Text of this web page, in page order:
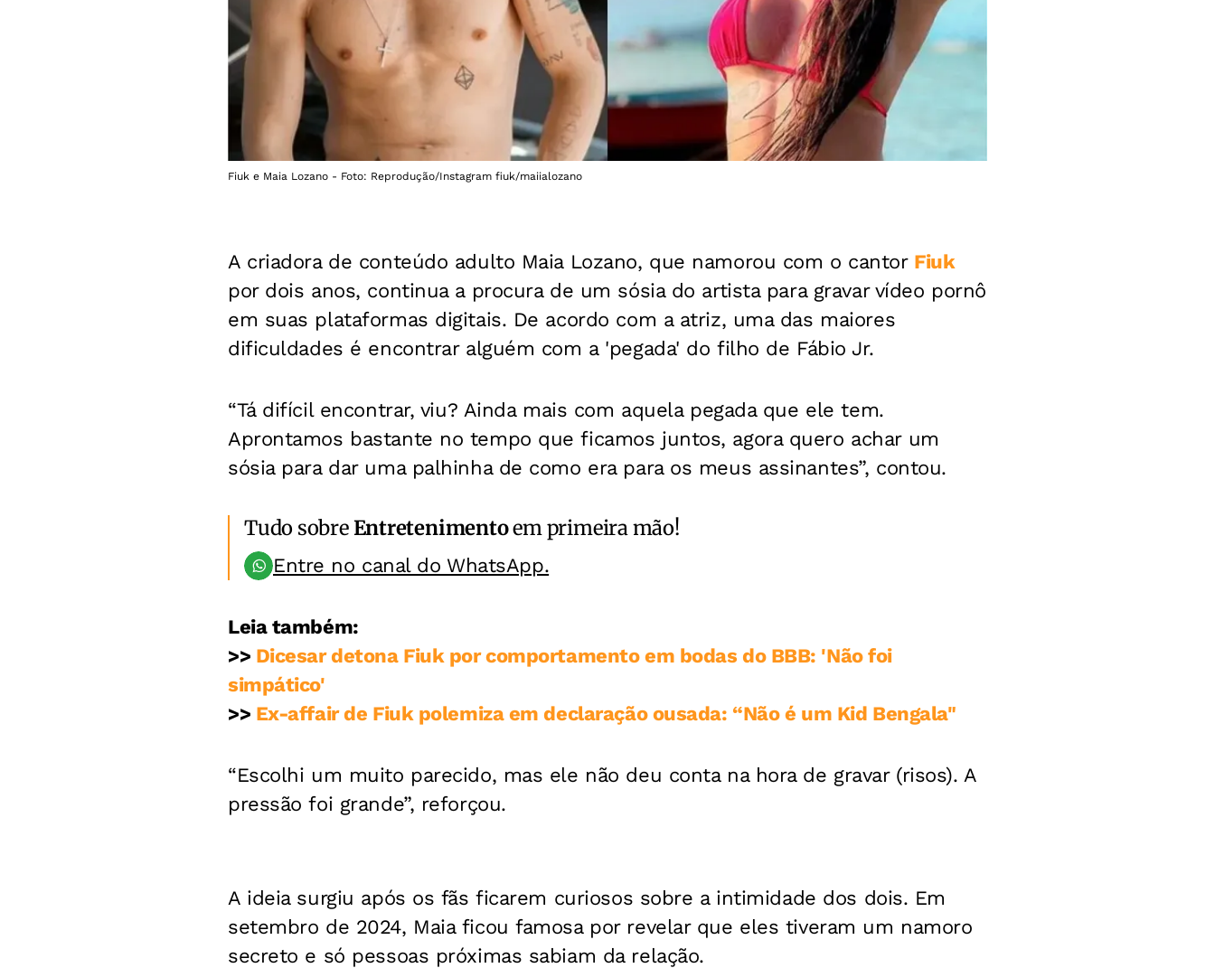
Fiuk e Maia Lozano - Foto: Reprodução/Instagram fiuk/maiialozano
A criadora de conteúdo adulto Maia Lozano, que namorou com o cantor Fiuk
por dois anos, continua a procura de um sósia do artista para gravar vídeo pornô
em suas plataformas digitais. De acordo com a atriz, uma das maiores
dificuldades é encontrar alguém com a 'pegada' do filho de Fábio Jr.
“Tá difícil encontrar, viu? Ainda mais com aquela pegada que ele tem.
Aprontamos bastante no tempo que ficamos juntos, agora quero achar um
sósia para dar uma palhinha de como era para os meus assinantes”, contou.
Tudo sobreEntretenimentoem primeira mão!
Entre no canal do WhatsApp.
Leia também:
>> Dicesar detona Fiuk por comportamento em bodas do BBB: 'Não foi
simpático'
>> Ex-affair de Fiuk polemiza em declaração ousada: “Não é um Kid Bengala"
“Escolhi um muito parecido, mas ele não deu conta na hora de gravar (risos). A
pressão foi grande”, reforçou.
A ideia surgiu após os fãs ficarem curiosos sobre a intimidade dos dois. Em
setembro de 2024, Maia ficou famosa por revelar que eles tiveram um namoro
secreto e só pessoas próximas sabiam da relação.